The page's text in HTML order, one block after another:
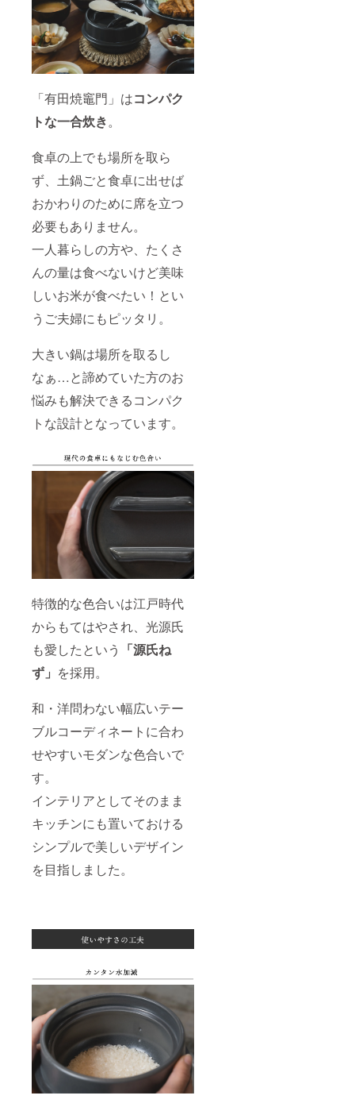
「有田焼竈門」はコンパク
トな一合炊き。
食卓の上でも場所を取ら
ず、土鍋ごと食卓に出せば
おかわりのために席を立つ
必要もありません。
一人暮らしの方や、たくさ
んの量は食べないけど美味
しいお米が食べたい！とい
うご夫婦にもピッタリ。
大きい鍋は場所を取るし
なぁ…と諦めていた方のお
悩みも解決できるコンパク
トな設計となっています。
特徴的な色合いは江戸時代
からもてはやされ、光源氏
も愛したという 「源氏ね
ず」 を採用。
和・洋問わない幅広いテー
ブルコーディネートに合わ
せやすいモダンな色合いで
す。
インテリアとしてそのまま
キッチンにも置いておける
シンプルで美しいデザイン
を目指しました。